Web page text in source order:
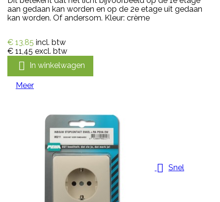
aan gedaan kan worden en op de 2e etage uit gedaan
kan worden. Of andersom. Kleur: crème
€ 13,85 incl. btw
€ 11,45 excl. btw
 In winkelwagen
Meer
 Snel